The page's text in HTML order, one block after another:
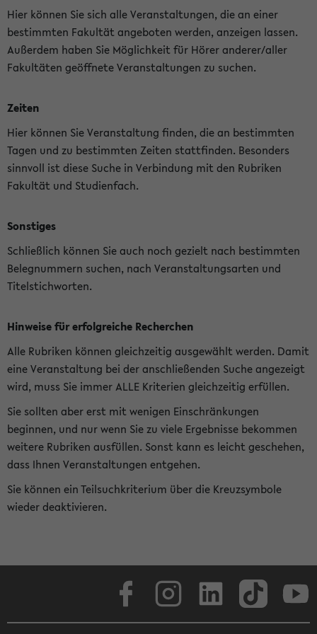
Hier können Sie sich alle Veranstaltungen, die an einer
bestimmten Fakultät angeboten werden, anzeigen lassen.
Außerdem haben Sie Möglichkeit für Hörer anderer/aller
Fakultäten geöffnete Veranstaltungen zu suchen.
Zeiten
Hier können Sie Veranstaltung finden, die an bestimmten
Tagen und zu bestimmten Zeiten stattfinden. Besonders
sinnvoll ist diese Suche in Verbindung mit den Rubriken
Fakultät und Studienfach.
Sonstiges
Schließlich können Sie auch noch gezielt nach bestimmten
Belegnummern suchen, nach Veranstaltungsarten und
Titelstichworten.
Hinweise für erfolgreiche Recherchen
Alle Rubriken können gleichzeitig ausgewählt werden. Damit
eine Veranstaltung bei der anschließenden Suche angezeigt
wird, muss Sie immer ALLE Kriterien gleichzeitig erfüllen.
Sie sollten aber erst mit wenigen Einschränkungen
beginnen, und nur wenn Sie zu viele Ergebnisse bekommen
weitere Rubriken ausfüllen. Sonst kann es leicht geschehen,
dass Ihnen Veranstaltungen entgehen.
Sie können ein Teilsuchkriterium über die Kreuzsymbole
wieder deaktivieren.